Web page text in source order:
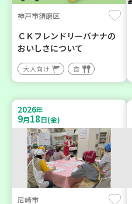
神戸市須磨区
ＣＫフレンドリーバナナの
おいしさについて
大人向け 食
2026年
9月18日(金)
尼崎市